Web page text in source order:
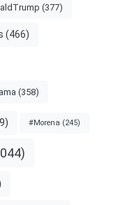
(377)
(466)
(358)
#Morena (245)